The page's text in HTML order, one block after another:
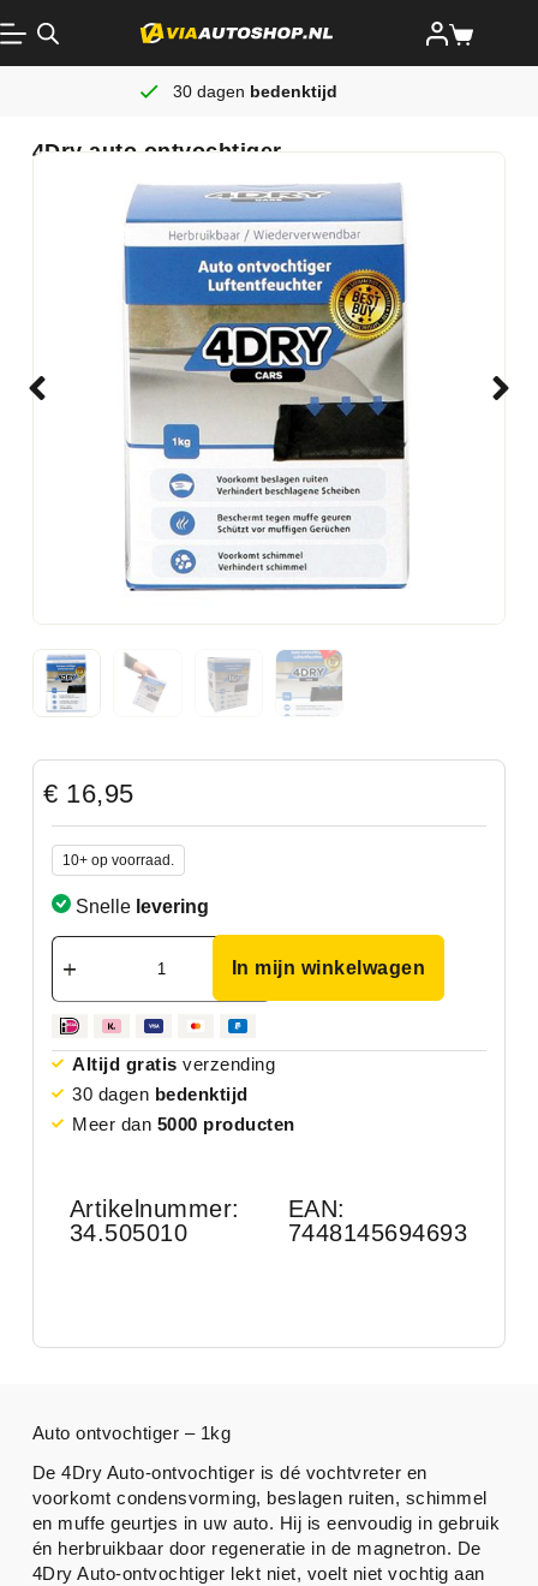
30 dagen bedenktijd
4Dry auto ontvochtiger
€ 16,95
10+ op voorraad.
Snelle levering
In mijn winkelwagen
Altijd gratis verzending
30 dagen bedenktijd
Meer dan 5000 producten
Artikelnummer:
34.505010
EAN:
7448145694693
Auto ontvochtiger – 1kg
De 4Dry Auto-ontvochtiger is dé vochtvreter en
voorkomt condensvorming, beslagen ruiten, schimmel
en muffe geurtjes in uw auto. Hij is eenvoudig in gebruik
én herbruikbaar door regeneratie in de magnetron. De
4Dry Auto-ontvochtiger lekt niet, voelt niet vochtig aan